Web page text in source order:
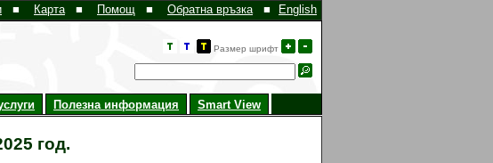
English
■ Карта ■ Помощ ■ Обратна връзка ■
Размер шрифт
Полезна информация Smart View
год.